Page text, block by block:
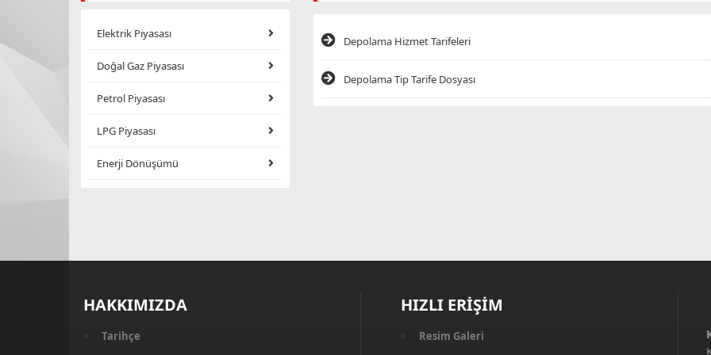
Elektrik Piyasası
Doğal Gaz Piyasası
Petrol Piyasası
LPG Piyasası
Enerji Dönüşümü
Depolama Hizmet Tarifeleri
Depolama Tip Tarife Dosyası
HAKKIMIZDA
Tarihçe
HIZLI ERİŞİM
Resim Galeri